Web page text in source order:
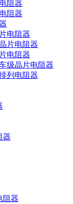
阻器
阻器
电阻器
片电阻器
电阻器
级晶片电阻器
列电阻器
器
阻器